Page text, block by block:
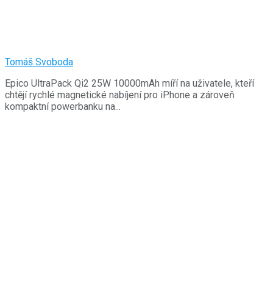
Tomáš Svoboda
Epico UltraPack Qi2 25W 10000mAh míří na uživatele, kteří
chtějí rychlé magnetické nabíjení pro iPhone a zároveň
kompaktní powerbanku na...